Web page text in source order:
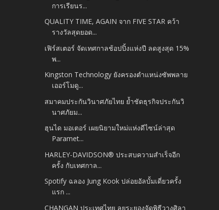
การเรียนร...
QUALITY TIME, AGAIN จาก FIVE STAR คว้า
รางวัลสุดยอด...
เฟิร์สเตอร์ จัดเทศกาลช้อปปิ้งแห่งปี ลดสูงสุด 15%
พ...
Kingston Technology ยังครองตำแหน่งซัพพลาย
เออร์โมดู...
สมาคมประกันวินาศภัยไทย ย้ำชัดธุรกิจประกันวิ
นาศภัยม...
ฮุนได มอเตอร์ เผยนิยามใหม่แห่งดีไซน์ล่าสุด
Paramet...
HARLEY-DAVIDSON® ประสบความสำเร็จอีก
ครั้ง กับเทศกาล...
Spotify ฉลอง Jung Kook ปล่อยอัลบั้มเดี่ยวครั้ง
แรก ...
CHANGAN ประเทศไทย ลุยระยองจัดพิธีวางศิลา